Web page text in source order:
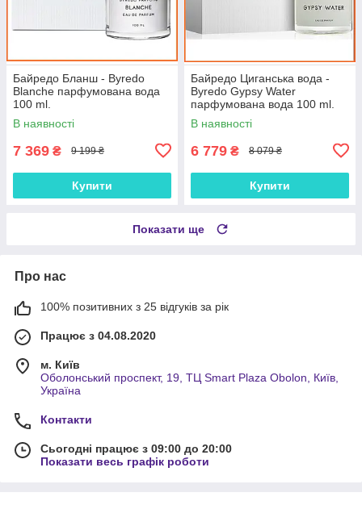
Байредо Бланш - Byredo
Blanche парфумована вода
100 ml.
В наявності
7 369 ₴ 9 199 ₴
Купити
Байредо Циганська вода -
Byredo Gypsy Water
парфумована вода 100 ml.
В наявності
6 779 ₴ 8 079 ₴
Купити
Показати ще
Про нас
100% позитивних з 25 відгуків за рік
Працює з 04.08.2020
м. Київ
Оболонський проспект, 19, ТЦ Smart Plaza Obolon, Київ,
Україна
Контакти
Сьогодні працює з 09:00 до 20:00
Показати весь графік роботи